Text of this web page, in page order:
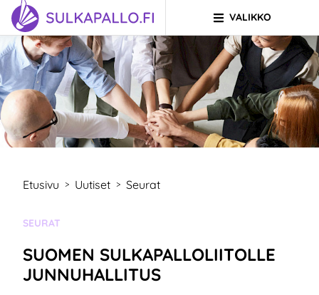
Siirry sivun sisältöön
SIIRRY ETUSIVULLE
VALIKKO
Etusivu > Uutiset > Seurat
KATEGORIA:
SEURAT
SUOMEN SULKAPALLOLIITOLLE
JUNNUHALLITUS